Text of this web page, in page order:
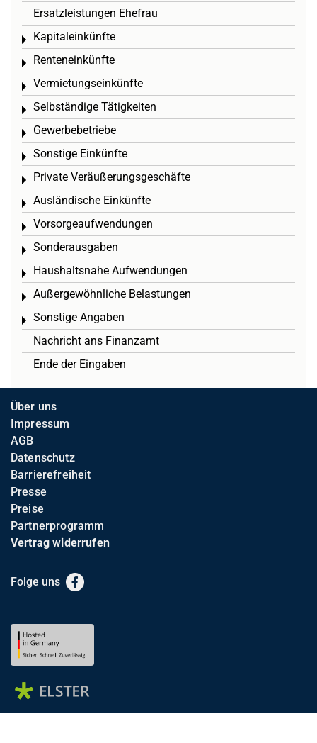
Ersatzleistungen Ehefrau
Kapitaleinkünfte
Toggle menu
Renteneinkünfte
Toggle menu
Vermietungseinkünfte
Toggle menu
Selbständige Tätigkeiten
Toggle menu
Gewerbebetriebe
Toggle menu
Sonstige Einkünfte
Toggle menu
Private Veräußerungsgeschäfte
Toggle menu
Ausländische Einkünfte
Toggle menu
Vorsorgeaufwendungen
Toggle menu
Sonderausgaben
Toggle menu
Haushaltsnahe Aufwendungen
Toggle menu
Außergewöhnliche Belastungen
Toggle menu
Sonstige Angaben
Toggle menu
Nachricht ans Finanzamt
Ende der Eingaben
Über uns
Impressum
AGB
Datenschutz
Barrierefreiheit
Presse
Preise
Partnerprogramm
Vertrag widerrufen
Folge uns Facebook